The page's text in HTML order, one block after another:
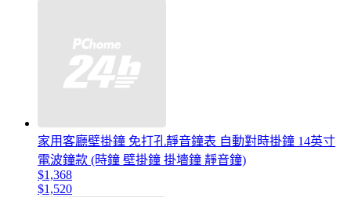
家用客廳壁掛鐘 免打孔靜音鐘表 自動對時掛鐘 14英寸
電波鐘款 (時鐘 壁掛鐘 掛墻鐘 靜音鐘)
$1,368
$1,520